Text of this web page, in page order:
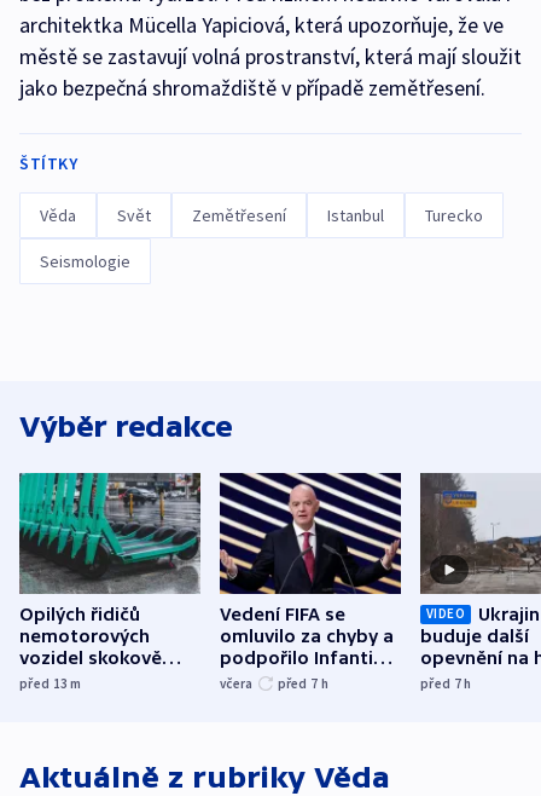
architektka Mücella Yapiciová, která upozorňuje, že ve
městě se zastavují volná prostranství, která mají sloužit
jako bezpečná shromaždiště v případě zemětřesení.
ŠTÍTKY
Věda Svět Zemětřesení Istanbul Turecko
Seismologie
Výběr redakce
Opilých řidičů
nemotorových
vozidel skokově
přibylo, nejvíc ve
před 13m
Vedení FIFA se
omluvilo za chyby a
podpořilo Infantina.
UEFA trvá na
včera před 7 h
VIDEO
buduje další
opevnění na
s Běloruskem
před 7h
Aktuálně z rubriky Věda